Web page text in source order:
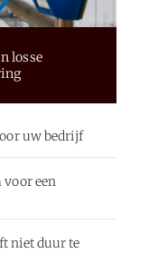
losse
uw bedrijf
een
niet duur te